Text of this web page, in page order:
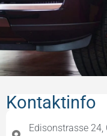
Kontaktinfo
Edisonstrasse